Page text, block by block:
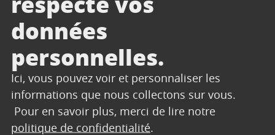
données
personnelles.
Ici, vous pouvez voir et personnaliser les
informations que nous collectons sur vous.
Pour en savoir plus, merci de lire notre
politique de confidentialité.
est présente et mal maîtrisée, entraîne en
quelques années l’arrachage de parcelles
entières et nuit à la biodiversité des territoires
touchés.
La meilleure façon de lutter consiste à s’assurer
annuellement de la bonne santé des vignes et
d’agir au plus vite en cas de problème.